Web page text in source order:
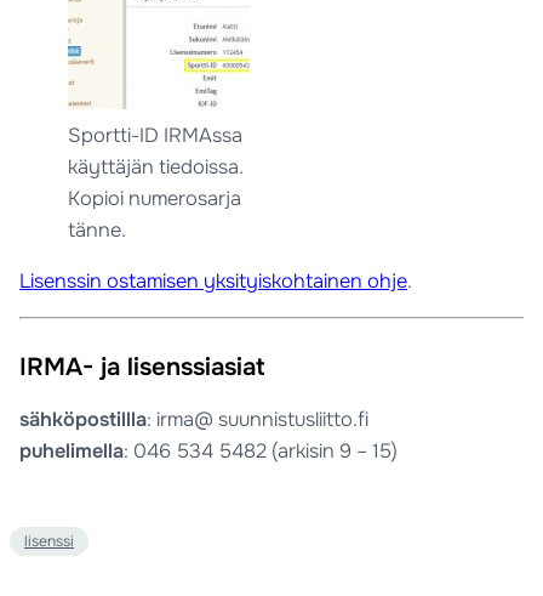
Sportti-ID IRMAssa
käyttäjän tiedoissa.
Kopioi numerosarja
tänne.
Lisenssin ostamisen yksityiskohtainen ohje.
IRMA- ja lisenssiasiat
sähköpostillla: irma@ suunnistusliitto.fi
puhelimella: 046 534 5482 (arkisin 9 – 15)
lisenssi